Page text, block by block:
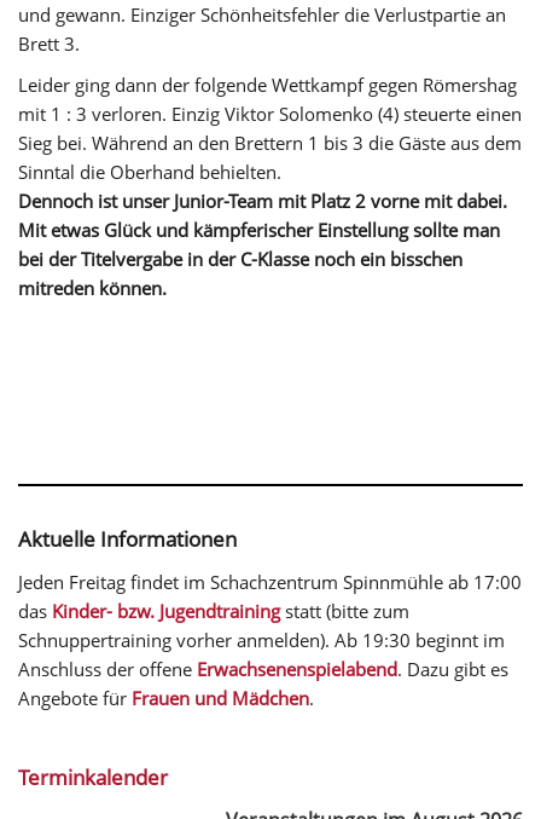
und gewann. Einziger Schönheitsfehler die Verlustpartie an
Brett 3.
Leider ging dann der folgende Wettkampf gegen Römershag
mit 1 : 3 verloren. Einzig Viktor Solomenko (4) steuerte einen
Sieg bei. Während an den Brettern 1 bis 3 die Gäste aus dem
Sinntal die Oberhand behielten.
Dennoch ist unser Junior-Team mit Platz 2 vorne mit dabei.
Mit etwas Glück und kämpferischer Einstellung sollte man
bei der Titelvergabe in der C-Klasse noch ein bisschen
mitreden können.
Aktuelle Informationen
Jeden Freitag findet im Schachzentrum Spinnmühle ab 17:00
das Kinder- bzw. Jugendtrainingstatt (bitte zum
Schnuppertraining vorher anmelden). Ab 19:30 beginnt im
Anschluss der offene Erwachsenenspielabend. Dazu gibt es
Angebote für Frauen und Mädchen.
Terminkalender